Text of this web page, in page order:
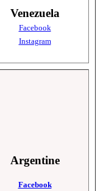
Venezuela
Facebook
Instagram
Argentine
Facebook